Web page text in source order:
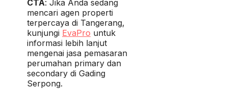
CTA: Jika Anda sedang
mencari agen properti
terpercaya di Tangerang,
kunjungi EvaPro untuk
informasi lebih lanjut
mengenai jasa pemasaran
perumahan primary dan
secondary di Gading
Serpong.